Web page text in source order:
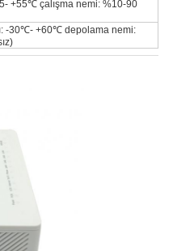
-5- +55℃ çalışma nemi: %10-90
-30℃- +60℃ depolama nemi: